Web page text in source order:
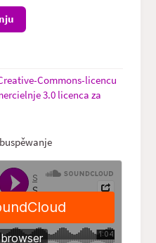
Commons-licencu
3.0 licenca za